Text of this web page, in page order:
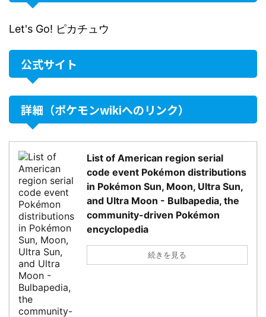
Let's Go! ピカチュウ
公式サイト
詳細（ポケモンwikiへのリンク）
List of American region serial
code event Pokémon distributions
in Pokémon Sun, Moon, Ultra Sun,
and Ultra Moon - Bulbapedia, the
community-driven Pokémon
encyclopedia
続きを見る